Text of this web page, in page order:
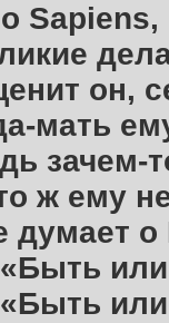
Sapiens,
он,
мать
зачем-
ж ему
думает о